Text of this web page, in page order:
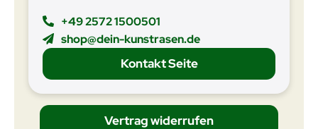
+49 2572 1500501
shop@dein-kunstrasen.de
Kontakt Seite
Vertrag widerrufen